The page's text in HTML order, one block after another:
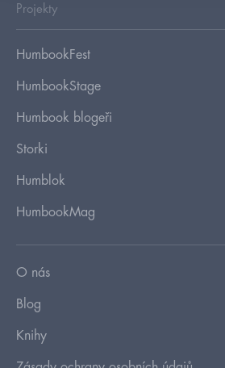
Projekty
HumbookFest
HumbookStage
Humbook blogeři
Storki
Humblok
HumbookMag
O nás
Blog
Knihy